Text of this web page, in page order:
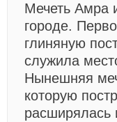
Мечеть Амра
городе.
глиняную
служила
Нынешняя
которую
расширялась